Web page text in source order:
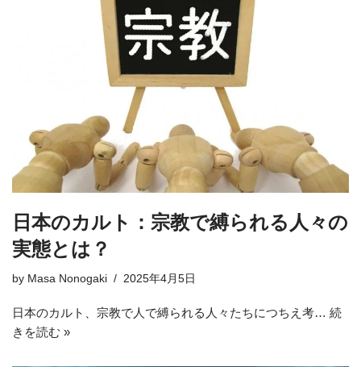
日本のカルト：宗教で縛られる人々の
実態とは？
by Masa Nonogaki 2025年4月5日
日本のカルト、宗教で人で縛られる人々たちにつちえ考… 続
きを読む »